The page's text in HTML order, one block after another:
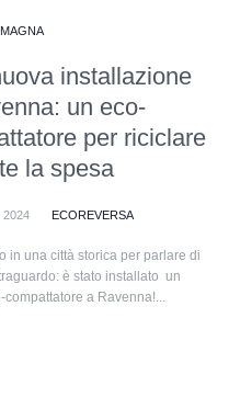
installazione
un eco-
per riciclare
la spesa
2024 ECOREVERSA
in una città storica per parlare di
è stato installato un
compattatore a Ravenna!...